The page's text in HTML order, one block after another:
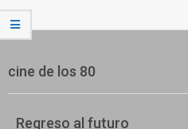
cine de los 80
Regreso al futuro